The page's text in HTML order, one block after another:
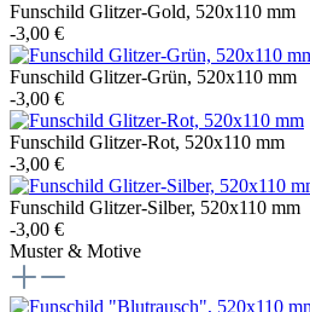
Funschild Glitzer-Gold, 520x110 mm
-3,00 €
Funschild Glitzer-Grün, 520x110 mm
-3,00 €
Funschild Glitzer-Rot, 520x110 mm
-3,00 €
Funschild Glitzer-Silber, 520x110 mm
-3,00 €
Muster & Motive